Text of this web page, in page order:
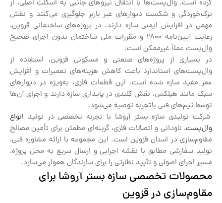
کرده است. وال‌پست‌ها با انتقال نیروهای جانبی به اسکلت اصلی، از
ترک‌خوردگی و شکست دیوارهای غیر باربر جلوگیری می‌کنند و نقش
مهمی در افزایش ایمنی سازه دارند. در پروژه‌های ساختمانی قزوین،
رعایت آیین‌نامه ۲۸۰۰ و مقررات ملی ساختمان بدون اجرای صحیح
وال‌پست عملاً غیرممکن است.
در بسیاری از پروژه‌های صنعتی و مسکونی قزوین، استفاده از
وال‌پست‌های استاندارد باعث کاهش هزینه‌های تعمیرات و افزایش
عمر مفید سازه شده است. این قطعات فلزی، به‌ویژه در دیوارهای
سبک مانند هبلکس، نقش کلیدی در پایداری سازه دارند و اجرای آن‌ها
توسط تیم‌های فنی باتجربه توصیه می‌شود.
شرکت تولیدی سازه بستر آروشا با تجربه تخصصی در تولید انواع
وال‌پست، ناودانی و اتصالات فلزی، گزینه‌ای مطمئن برای تأمین مصالح
مقاوم‌سازی در استان قزوین است. این مجموعه با ارائه مشاوره فنی،
تولید سفارشی مطابق با نقشه اجرایی و ارسال سریع به محل پروژه،
مسیر اجرای اصولی و تأیید نظارتی را برای سازندگان هموار می‌سازد.
محصولات تخصصی سازه بستر آروشا برای
مقاوم‌سازی در قزوین